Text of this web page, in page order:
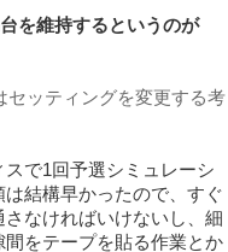
を維持するというのが
ッティングを変更する考
で1回予選シミュレーシ
結構早かったので、すぐ
なければいけないし、細
をテープを貼る作業とか